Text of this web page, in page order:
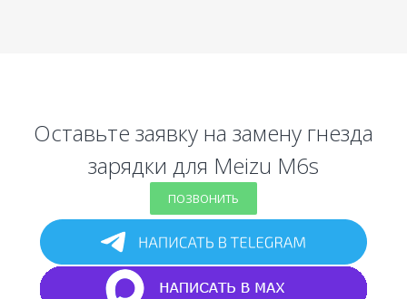
Оставьте заявку на замену гнезда
зарядки для Meizu M6s
ПОЗВОНИТЬ